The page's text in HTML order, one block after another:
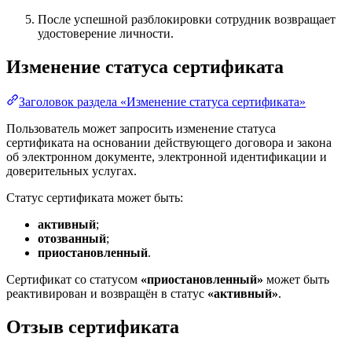
После успешной разблокировки сотрудник возвращает
удостоверение личности.
Изменение статуса сертификата
Заголовок раздела «Изменение статуса сертификата»
Пользователь может запросить изменение статуса
сертификата на основании действующего договора и закона
об электронном документе, электронной идентификации и
доверительных услугах.
Статус сертификата может быть:
активный;
отозванный;
приостановленный.
Сертификат со статусом «приостановленный» может быть
реактивирован и возвращён в статус «активный».
Отзыв сертификата